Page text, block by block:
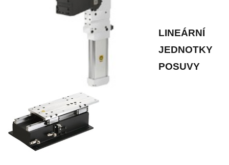
LINEÁRNÍ
JEDNOTKY
POSUVY